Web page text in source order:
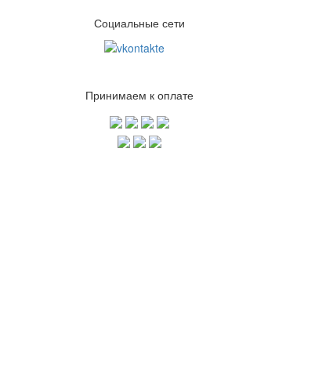
Социальные сети
Принимаем к оплате